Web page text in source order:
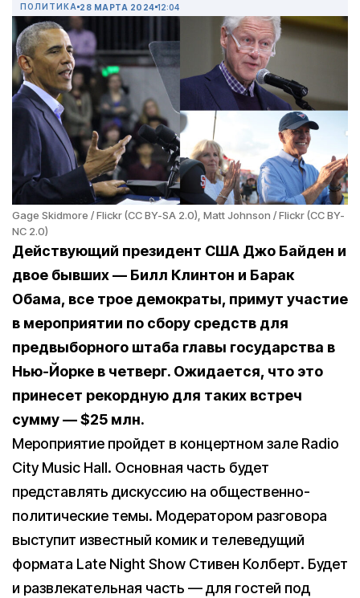
ПОЛИТИКА 28 МАРТА 2024 12:04
Gage Skidmore / Flickr (CC BY-SA 2.0), Matt Johnson / Flickr (CC BY-
NC 2.0)
Действующий президент США Джо Байден и
двое бывших — Билл Клинтон и Барак
Обама, все трое демократы, примут участие
в мероприятии по сбору средств для
предвыборного штаба главы государства в
Нью-Йорке в четверг. Ожидается, что это
принесет рекордную для таких встреч
сумму — $25 млн.
Мероприятие пройдет в концертном зале Radio
City Music Hall. Основная часть будет
представлять дискуссию на общественно-
политические темы. Модератором разговора
выступит известный комик и телеведущий
формата Late Night Show Стивен Колберт. Будет
и развлекательная часть — для гостей под